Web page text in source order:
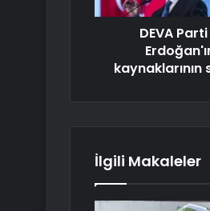
DEVA
İlgili Makaleler